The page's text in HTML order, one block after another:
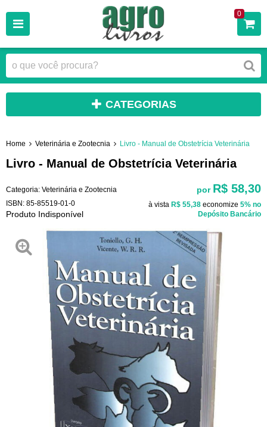
0
CATEGORIAS
Home Veterinária e Zootecnia Livro - Manual de Obstetrícia Veterinária
Livro - Manual de Obstetrícia Veterinária
Categoria: Veterinária e Zootecnia
ISBN: 85-85519-01-0
Produto Indisponível
por R$ 58,30
à vista R$ 55,38 economize 5% no
Depósito Bancário